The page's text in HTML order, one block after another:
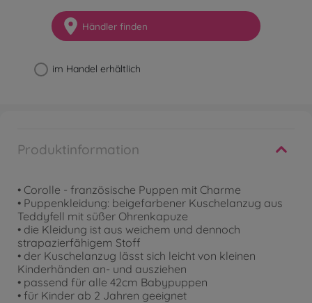
Händler finden
im Handel erhältlich
Produktinformation
• Corolle - französische Puppen mit Charme
• Puppenkleidung: beigefarbener Kuschelanzug aus
Teddyfell mit süßer Ohrenkapuze
• die Kleidung ist aus weichem und dennoch
strapazierfähigem Stoff
• der Kuschelanzug lässt sich leicht von kleinen
Kinderhänden an- und ausziehen
• passend für alle 42cm Babypuppen
• für Kinder ab 2 Jahren geeignet